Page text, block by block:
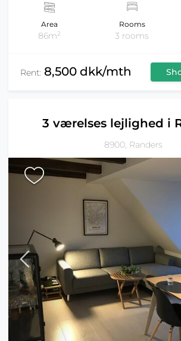
Area
86m2
Rooms
3 rooms
Rent: 8,500 dkk/mth
3 værelses lejlighed i
8900, Randers